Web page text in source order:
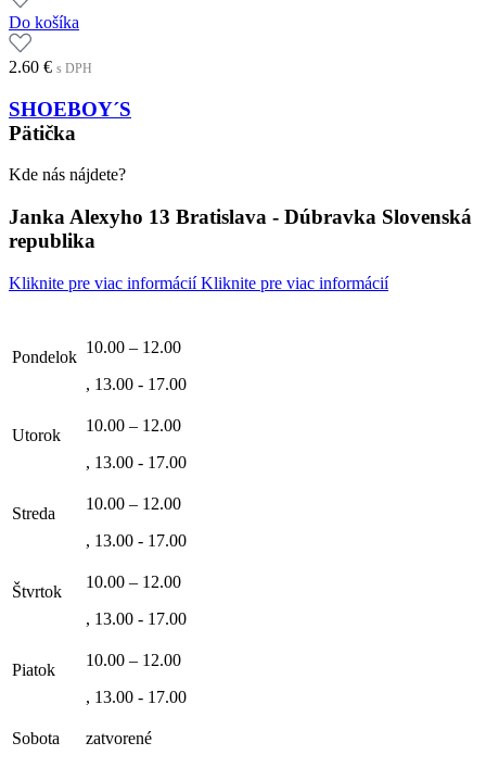
Do košíka
2.60 € s DPH
SHOEBOY´S
Pätička
Kde nás nájdete?
Janka Alexyho 13 Bratislava - Dúbravka Slovenská
republika
Kliknite pre viac informáciíKliknite pre viac informácií
Pondelok
10.00 – 12.00
, 13.00 - 17.00
Utorok
10.00 – 12.00
, 13.00 - 17.00
Streda
10.00 – 12.00
, 13.00 - 17.00
Štvrtok
10.00 – 12.00
, 13.00 - 17.00
Piatok
10.00 – 12.00
, 13.00 - 17.00
Sobota zatvorené